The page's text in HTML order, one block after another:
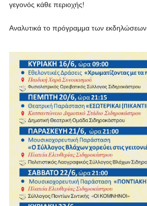
γεγονός κάθε περιοχής!
Αναλυτικά το πρόγραμμα των εκδηλώσεων